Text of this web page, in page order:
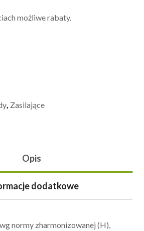
możliwe rabaty.
, Zasilające
Opis
dodatkowe
normy zharmonizowanej (H),